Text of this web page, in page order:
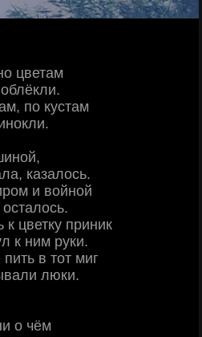
цветам
по кустам
казалось.
и войной
к цветку приник
к ним руки.
в тот миг
люки.
о чём